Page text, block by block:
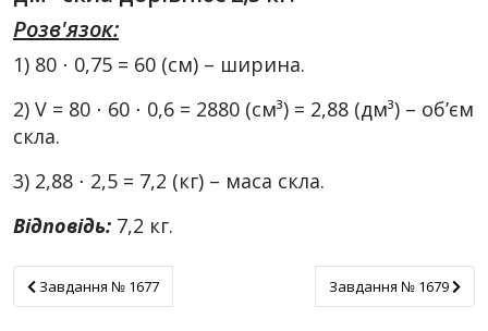
Розв'язок:
1) 80 ⋅ 0,75 = 60 (см) – ширина.
2) V = 80 ⋅ 60 ⋅ 0,6 = 2880 (см³) = 2,88 (дм³) – об’єм
скла.
3) 2,88 ⋅ 2,5 = 7,2 (кг) – маса скла.
Відповідь: 7,2 кг.
Завдання № 1677
Завдання № 1677 Завдання № 1679
Завдання № 1679